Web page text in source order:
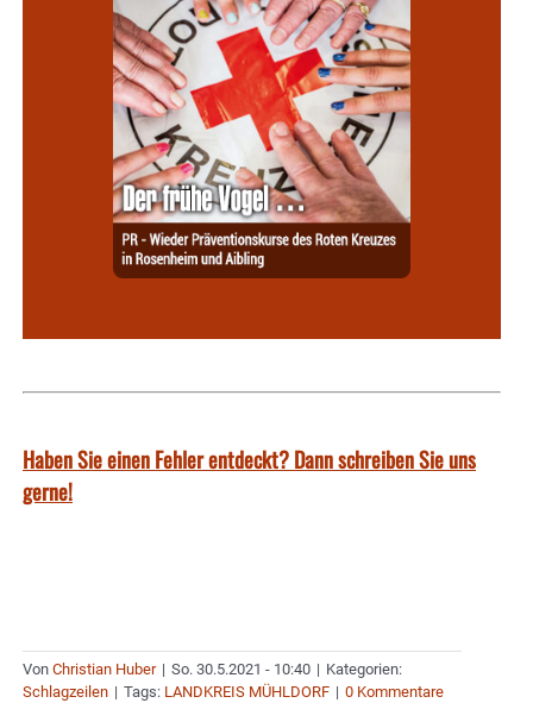
Haben Sie einen Fehler entdeckt? Dann schreiben Sie uns
gerne!
Von Christian Huber | So. 30.5.2021 - 10:40 | Kategorien:
Schlagzeilen | Tags: LANDKREIS MÜHLDORF | 0 Kommentare